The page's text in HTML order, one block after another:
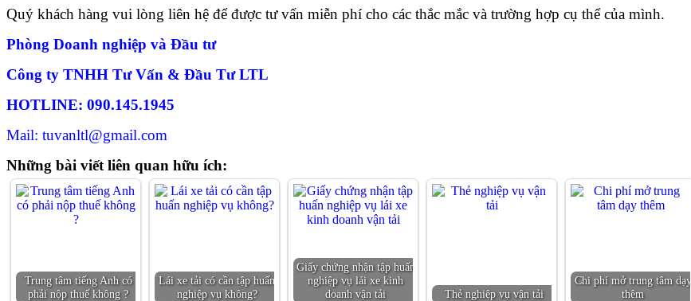
Quý khách hàng vui lòng liên hệ để được tư vấn miễn phí cho các thắc mắc và trường hợp cụ thể của mình.
Phòng Doanh nghiệp và Đầu tư
Công ty TNHH Tư Vấn & Đầu Tư LTL
HOTLINE: 090.145.1945
Mail: tuvanltl@gmail.com
Những bài viết liên quan hữu ích:
Trung tâm tiếng Anh có
phải nộp thuế không ?
Lái xe tải có cần tập huấn
nghiệp vụ không?
Giấy chứng nhận tập huấn
nghiệp vụ lái xe kinh
doanh vận tải
Thẻ nghiệp vụ vận tải
Chi phí mở trung tâm dạy
thêm